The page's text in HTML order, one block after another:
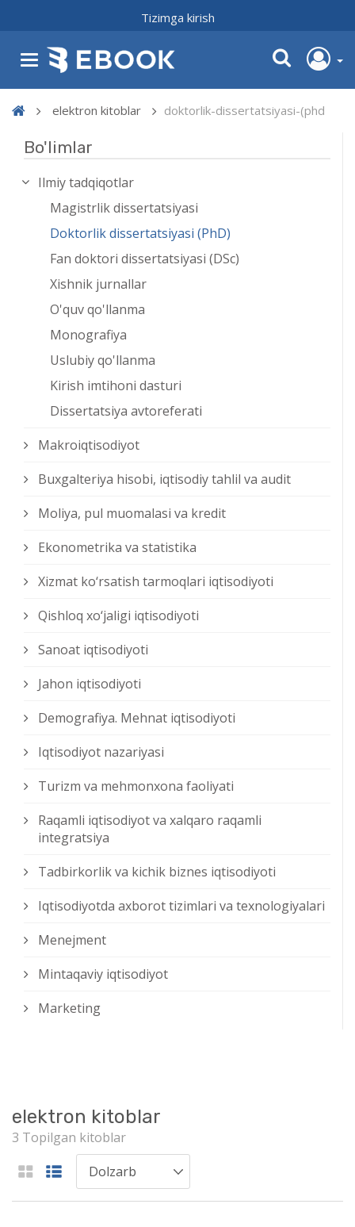
Tizimga kirish
elektron kitoblar doktorlik-dissertatsiyasi-(phd
Bo'limlar
Ilmiy tadqiqotlar
Magistrlik dissertatsiyasi
Doktorlik dissertatsiyasi (PhD)
Fan doktori dissertatsiyasi (DSc)
Xishnik jurnallar
O'quv qo'llanma
Monografiya
Uslubiy qo'llanma
Kirish imtihoni dasturi
Dissertatsiya avtoreferati
Makroiqtisodiyot
Buxgalteriya hisobi, iqtisodiy tahlil va audit
Moliya, pul muomalasi va kredit
Ekonometrika va statistika
Xizmat kо‘rsatish tarmoqlari iqtisodiyoti
Qishloq xо‘jaligi iqtisodiyoti
Sanoat iqtisodiyoti
Jahon iqtisodiyoti
Demografiya. Mehnat iqtisodiyoti
Iqtisodiyot nazariyasi
Turizm va mehmonxona faoliyati
Raqamli iqtisodiyot va xalqaro raqamli
integratsiya
Tadbirkorlik va kichik biznes iqtisodiyoti
Iqtisodiyotda axborot tizimlari va texnologiyalari
Menejment
Mintaqaviy iqtisodiyot
Marketing
elektron kitoblar
3 Topilgan kitoblar